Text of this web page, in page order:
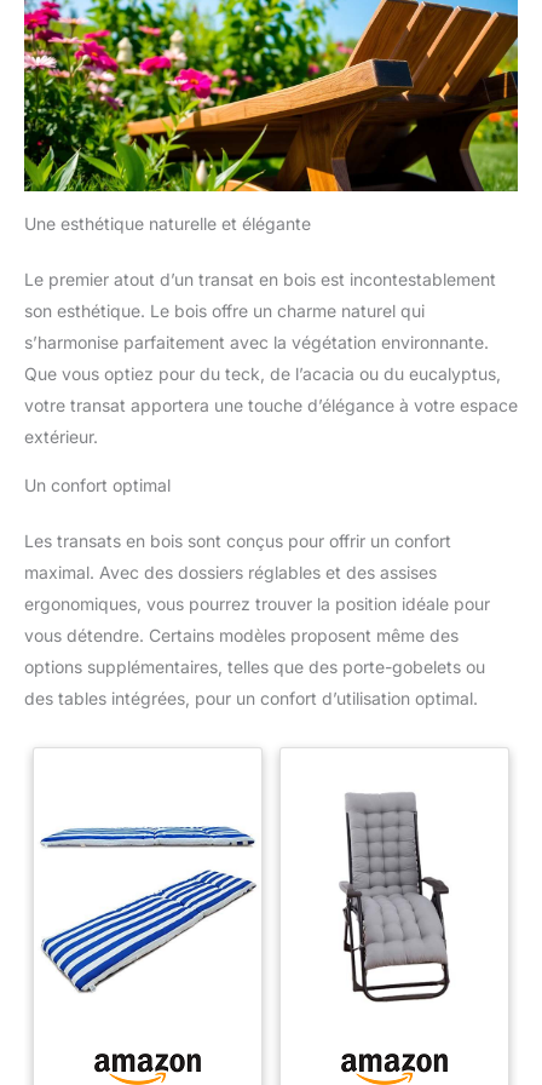
Une esthétique naturelle et élégante
Le premier atout d’un transat en bois est incontestablement
son esthétique. Le bois offre un charme naturel qui
s’harmonise parfaitement avec la végétation environnante.
Que vous optiez pour du teck, de l’acacia ou du eucalyptus,
votre transat apportera une touche d’élégance à votre espace
extérieur.
Un confort optimal
Les transats en bois sont conçus pour offrir un confort
maximal. Avec des dossiers réglables et des assises
ergonomiques, vous pourrez trouver la position idéale pour
vous détendre. Certains modèles proposent même des
options supplémentaires, telles que des porte-gobelets ou
des tables intégrées, pour un confort d’utilisation optimal.